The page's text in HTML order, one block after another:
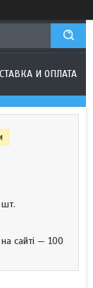
И ОПЛАТА
сайті — 100